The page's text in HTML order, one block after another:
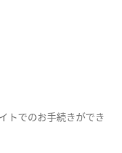
トでのお手続きができ